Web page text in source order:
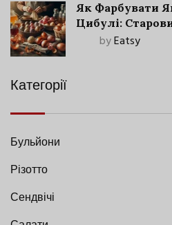
Як Фарбувати
Цибулі:
Сучасними
byEatsy
Категорії
Бульйони
Різотто
Сендвічі